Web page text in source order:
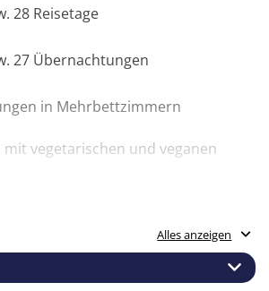
28 Reisetage
27 Übernachtungen
in Mehrbettzimmern
vegetarischen und veganen
und Kultur-Ausflug
Alles anzeigen